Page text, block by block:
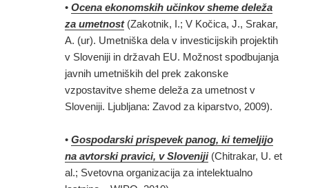
•Ocena ekonomskih učinkov sheme deleža
za umetnost(Zakotnik, I.; V Kočica, J., Srakar,
A. (ur). Umetniška dela v investicijskih projektih
v Sloveniji in državah EU. Možnost spodbujanja
javnih umetniških del prek zakonske
vzpostavitve sheme deleža za umetnost v
Sloveniji. Ljubljana: Zavod za kiparstvo, 2009).
•Gospodarski prispevek panog, ki temeljijo
na avtorski pravici, v Sloveniji(Chitrakar, U. et
al.; Svetovna organizacija za intelektualno